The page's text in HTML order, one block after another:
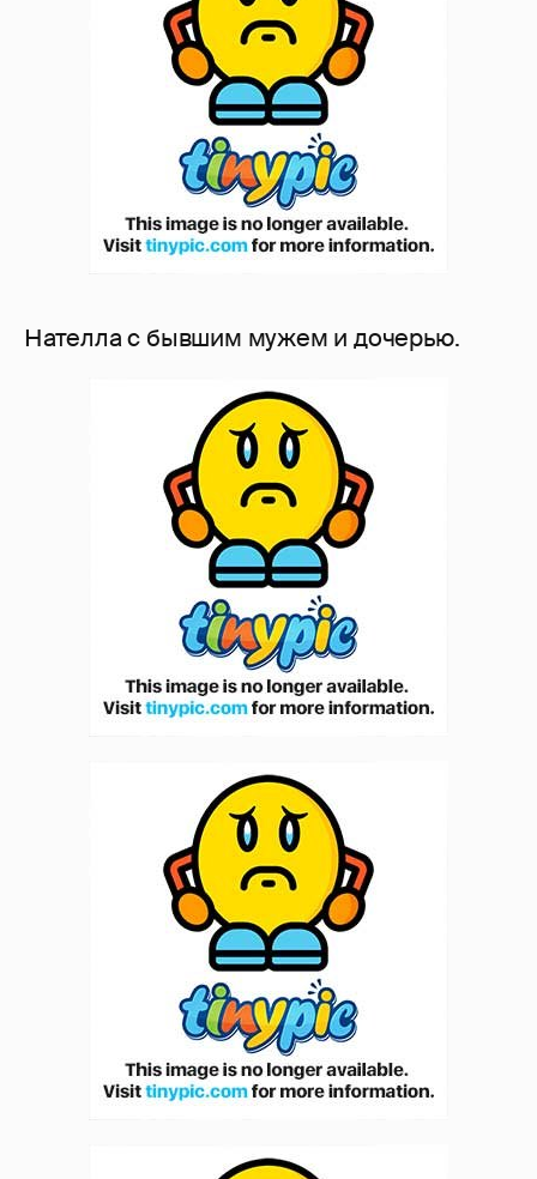
Нателла с бывшим мужем и дочерью.